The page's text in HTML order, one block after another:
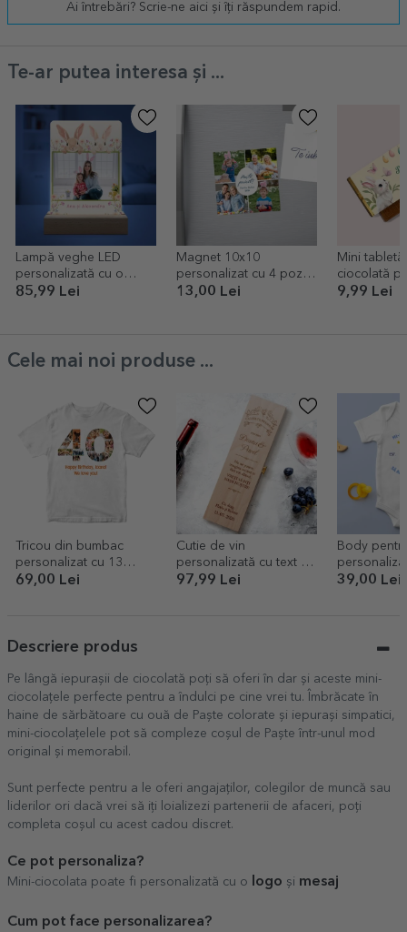
Ai întrebări? Scrie-ne aici și îți răspundem rapid.
Te-ar putea interesa și ...
Lampă veghe LED
personalizată cu o
poză și text - Iepuri
85,99 Lei
Magnet 10x10
personalizat cu 4 poze
și mesaj - Paște fericit
13,00 Lei
Mini
ciocolată
cu mesaj -
9,99 Lei
Cele mai noi produse ...
Tricou din bumbac
personalizat cu 13
poze și mesaj - 40 de
69,00 Lei
Cutie de vin
personalizată cu text -
Premium
97,99 Lei
Body
Arăt bine la
39,00 Lei
Descriere produs
Pe lângă iepurașii de ciocolată poți să oferi în dar și aceste mini-
ciocolațele perfecte pentru a îndulci pe cine vrei tu. Îmbrăcate în
haine de sărbătoare cu ouă de Paște colorate și iepurași simpatici,
mini-ciocolațelele pot să compleze coșul de Paște într-unul mod
original și memorabil.
Sunt perfecte pentru a le oferi angajaților, colegilor de muncă sau
liderilor ori dacă vrei să iți loializezi partenerii de afaceri, poți
completa coșul cu acest cadou discret.
Ce pot personaliza?
Mini-ciocolata poate fi personalizată cu o logo și mesaj
Cum pot face personalizarea?